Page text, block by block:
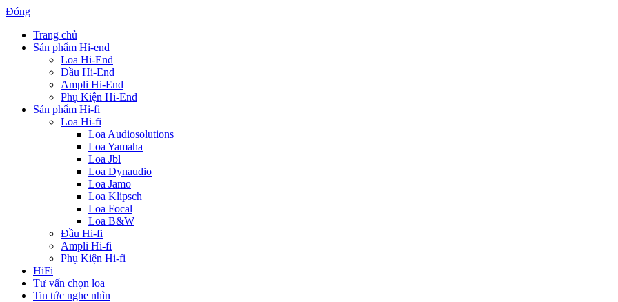
Đóng
Trang chủ
Sản phẩm Hi-end
Loa Hi-End
Đầu Hi-End
Ampli Hi-End
Phụ Kiện Hi-End
Sản phẩm Hi-fi
Loa Hi-fi
Loa Audiosolutions
Loa Yamaha
Loa Jbl
Loa Dynaudio
Loa Jamo
Loa Klipsch
Loa Focal
Loa B&W
Đầu Hi-fi
Ampli Hi-fi
Phụ Kiện Hi-fi
HiFi
Tư vấn chọn loa
Tin tức nghe nhìn